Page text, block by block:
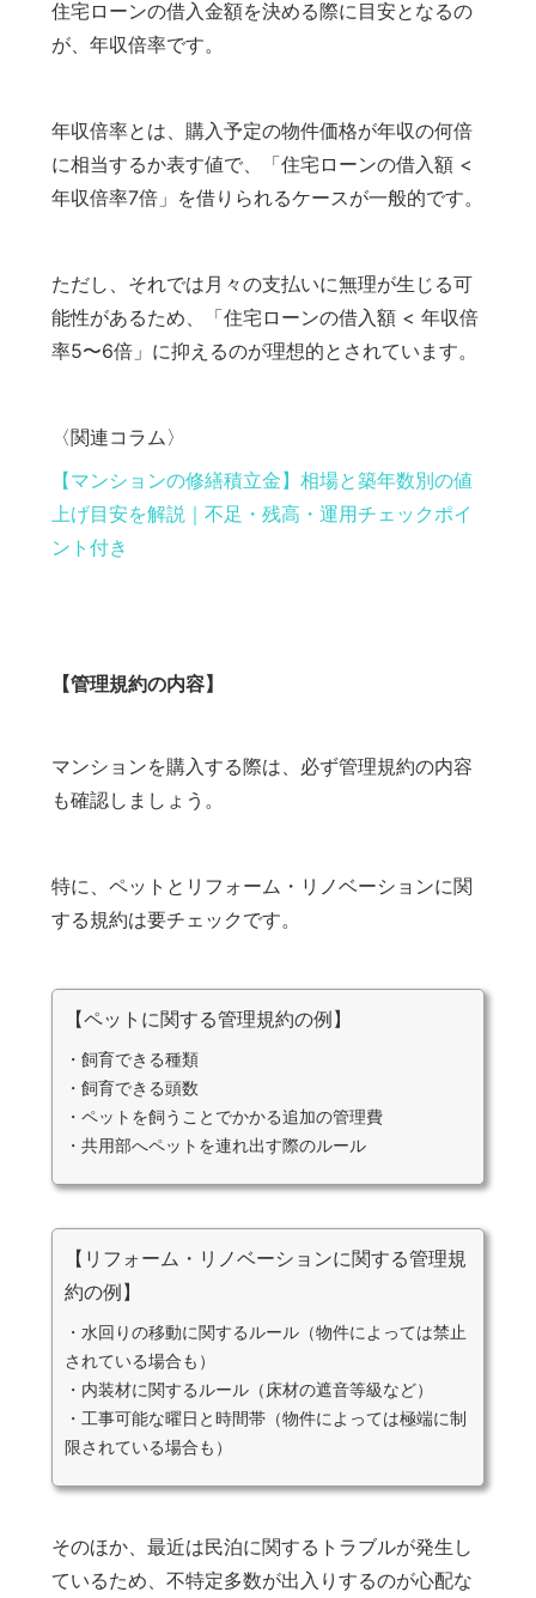
住宅ローンの借入金額を決める際に目安となるの
が、年収倍率です。
年収倍率とは、購入予定の物件価格が年収の何倍
に相当するか表す値で、「住宅ローンの借入額 <
年収倍率7倍」を借りられるケースが一般的です。
ただし、それでは月々の支払いに無理が生じる可
能性があるため、「住宅ローンの借入額 < 年収倍
率5〜6倍」に抑えるのが理想的とされています。
〈関連コラム〉
【マンションの修繕積立金】相場と築年数別の値
上げ目安を解説｜不足・残高・運用チェックポイ
ント付き
【管理規約の内容】
マンションを購入する際は、必ず管理規約の内容
も確認しましょう。
特に、ペットとリフォーム・リノベーションに関
する規約は要チェックです。
【ペットに関する管理規約の例】
・飼育できる種類
・飼育できる頭数
・ペットを飼うことでかかる追加の管理費
・共用部へペットを連れ出す際のルール
【リフォーム・リノベーションに関する管理規
約の例】
・水回りの移動に関するルール（物件によっては禁止
されている場合も）
・内装材に関するルール（床材の遮音等級など）
・工事可能な曜日と時間帯（物件によっては極端に制
限されている場合も）
そのほか、最近は民泊に関するトラブルが発生し
ているため、不特定多数が出入りするのが心配な